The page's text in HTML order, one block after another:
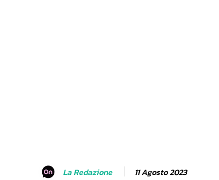
La Redazione 11 Agosto 2023